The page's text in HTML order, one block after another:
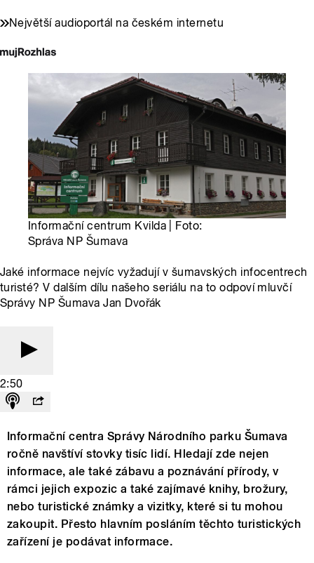
Největší audioportál na českém internetu
Informační centrum Kvilda | Foto:
Správa NP Šumava
Jaké informace nejvíc vyžadují v šumavských infocentrech
turisté? V dalším dílu našeho seriálu na to odpoví mluvčí
Správy NP Šumava Jan Dvořák
2:50
Informační centra Správy Národního parku Šumava
ročně navštíví stovky tisíc lidí. Hledají zde nejen
informace, ale také zábavu a poznávání přírody, v
rámci jejich expozic a také zajímavé knihy, brožury,
nebo turistické známky a vizitky, které si tu mohou
zakoupit. Přesto hlavním posláním těchto turistických
zařízení je podávat informace.